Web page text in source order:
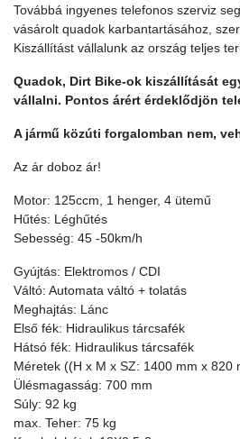
Továbbá ingyenes telefonos szerviz
vásárolt quadok karbantartásához,
Kiszállítást vállalunk az ország teljes
Quadok, Dirt Bike-ok kiszállítását
vállalni. Pontos árért érdeklődjön
A jármű közúti forgalomban nem,
Az ár doboz ár!
Motor: 125ccm, 1 henger, 4 ütemű
Hűtés: Léghűtés
Sebesség: 45 -50km/h
Gyújtás: Elektromos / CDI
Váltó: Automata váltó + tolatás
Meghajtás: Lánc
Első fék: Hidraulikus tárcsafék
Hátsó fék: Hidraulikus tárcsafék
Méretek ((H x M x SZ: 1400 mm x 820
Ülésmagasság: 700 mm
Súly: 92 kg
max. Teher: 75 kg